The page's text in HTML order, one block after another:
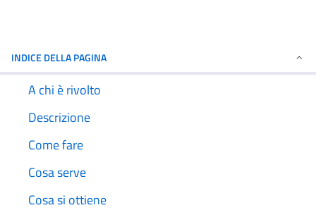
INDICE DELLA PAGINA
A chi è rivolto
Descrizione
Come fare
Cosa serve
Cosa si ottiene